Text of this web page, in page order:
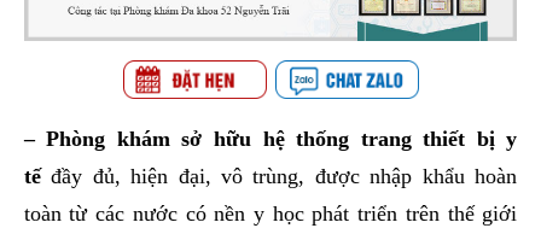
– Phòng khám sở hữu hệ thống trang thiết bị y
tếđầy đủ, hiện đại, vô trùng, được nhập khẩu hoàn
toàn từ các nước có nền y học phát triển trên thế giới